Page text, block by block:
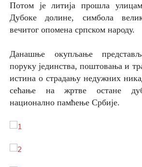
Потом је литија прошла
Дубоке долине, симбола
вечитог опомена српском народу.
Данашње окупљање
поруку јединства, поштовања и
истина о страдању недужних
сећање на жртве остане
национално памћење Србије.